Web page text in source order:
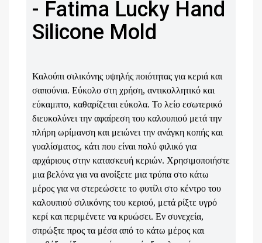
- Fatima Lucky Hand
Silicone Mold
Καλούπι σιλικόνης υψηλής ποιότητας για κεριά και
σαπούνια. Εύκολο στη χρήση, αντικολλητικό και
εύκαμπτο, καθαρίζεται εύκολα. Το λείο εσωτερικό
διευκολύνει την αφαίρεση του καλουπιού μετά την
πλήρη ωρίμανση και μειώνει την ανάγκη κοπής και
γυαλίσματος, κάτι που είναι πολύ φιλικό για
αρχάριους στην κατασκευή κεριών. Χρησιμοποιήστε
μια βελόνα για να ανοίξετε μια τρύπα στο κάτω
μέρος για να στερεώσετε το φυτίλι στο κέντρο του
καλουπιού σιλικόνης του κεριού, μετά ρίξτε υγρό
κερί και περιμένετε να κρυώσει. Εν συνεχεία,
σπρώξτε προς τα μέσα από το κάτω μέρος και